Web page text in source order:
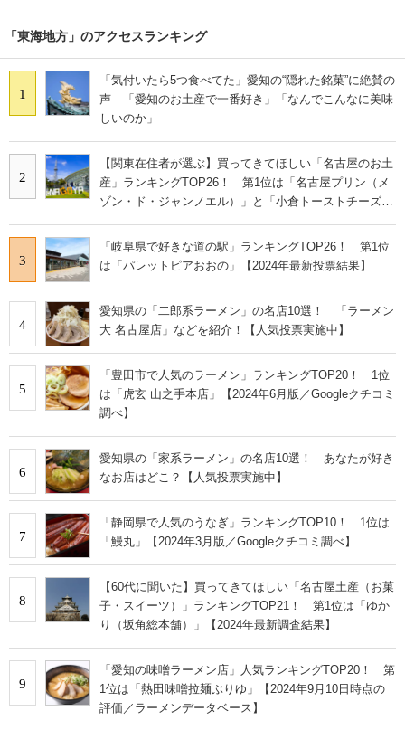
「東海地方」のアクセスランキング
1
「気付いたら5つ食べてた」愛知の“隠れた銘菓”に絶賛の
声 「愛知のお土産で一番好き」「なんでこんなに美味
しいのか」
2
【関東在住者が選ぶ】買ってきてほしい「名古屋のお土
産」ランキングTOP26！ 第1位は「名古屋プリン（メ
ゾン・ド・ジャンノエル）」と「小倉トーストチーズケ
3
「岐阜県で好きな道の駅」ランキングTOP26！ 第1位
は「パレットピアおおの」【2024年最新投票結果】
4
愛知県の「二郎系ラーメン」の名店10選！ 「ラーメン
大 名古屋店」などを紹介！【人気投票実施中】
5
「豊田市で人気のラーメン」ランキングTOP20！ 1位
は「虎玄 山之手本店」【2024年6月版／Googleクチコミ
調べ】
6
愛知県の「家系ラーメン」の名店10選！ あなたが好き
なお店はどこ？【人気投票実施中】
7
「静岡県で人気のうなぎ」ランキングTOP10！ 1位は
「鰻丸」【2024年3月版／Googleクチコミ調べ】
8
【60代に聞いた】買ってきてほしい「名古屋土産（お菓
子・スイーツ）」ランキングTOP21！ 第1位は「ゆか
り（坂角総本舗）」【2024年最新調査結果】
9
「愛知の味噌ラーメン店」人気ランキングTOP20！ 第
1位は「熱田味噌拉麺ぶりゆ」【2024年9月10日時点の
評価／ラーメンデータベース】